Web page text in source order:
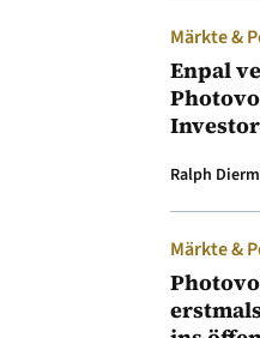
Märkte &
Enpal
Ralph
Märkte &